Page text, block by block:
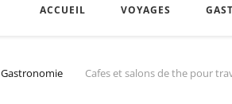
ACCUEIL VOYAGES
Gastronomie Cafes et salons de the pour